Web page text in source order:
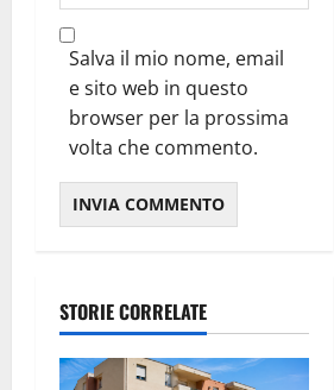
Salva il mio nome, email
e sito web in questo
browser per la prossima
volta che commento.
STORIE CORRELATE